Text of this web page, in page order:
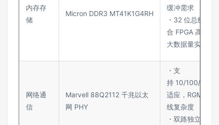
内存存
储
Micron DDR3 MT41K1G4RH
缓冲需求
・32 位总线宽
合 FPGA 高效读
大数据量实时存
网络通
信
Marvell 88Q2112 千兆以太
网 PHY
・支
持 10/100/
适应，RGMII 接
线复杂度
・双路独立通信